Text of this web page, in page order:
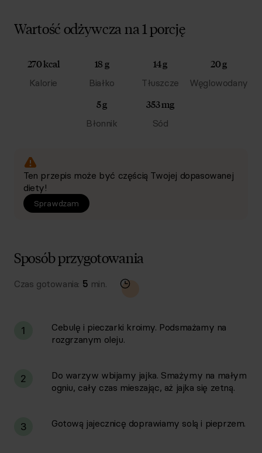
Wartość odżywcza na 1 porcję
270 kcal
Kalorie
18 g
Białko
14 g
Tłuszcze
20 g
Węglowodany
5 g
Błonnik
353 mg
Sód
Ten przepis może być częścią Twojej dopasowanej
diety!
Sprawdzam
Sposób przygotowania
Czas gotowania: 5 min.
1
Cebulę i pieczarki kroimy. Podsmażamy na
rozgrzanym oleju.
2
Do warzyw wbijamy jajka. Smażymy na małym
ogniu, cały czas mieszając, aż jajka się zetną.
3 Gotową jajecznicę doprawiamy solą i pieprzem.